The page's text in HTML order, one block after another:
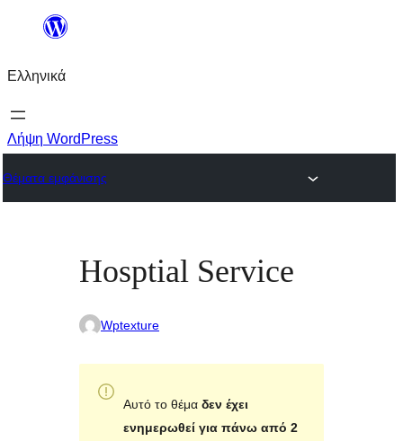
Μετάβαση
περιεχόμενο
Ελληνικά
Λήψη WordPress
Θέματα εμφάνισης
Hosptial Service
Wptexture
Αυτό το θέμα δεν έχει
ενημερωθεί για πάνω από 2